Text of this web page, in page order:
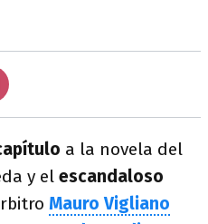
a la novela del
y el escandaloso
Mauro Vigliano